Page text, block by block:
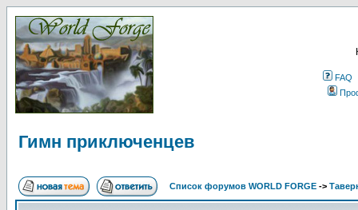
FAQ
Гимн приключенцев
Список форумов WORLD FORGE ->